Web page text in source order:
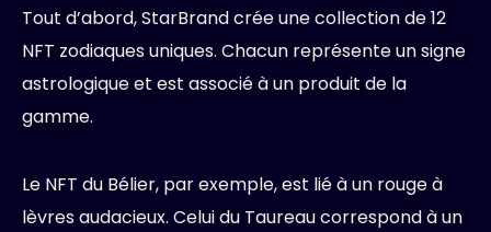
Tout d’abord, StarBrand crée une collection de 12
NFT zodiaques uniques. Chacun représente un signe
astrologique et est associé à un produit de la
gamme.
Le NFT du Bélier, par exemple, est lié à un rouge à
lèvres audacieux. Celui du Taureau correspond à un